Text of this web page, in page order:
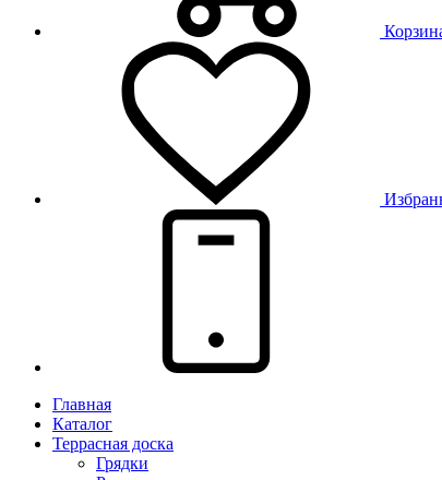
Главная
Каталог
Террасная доска
Грядки